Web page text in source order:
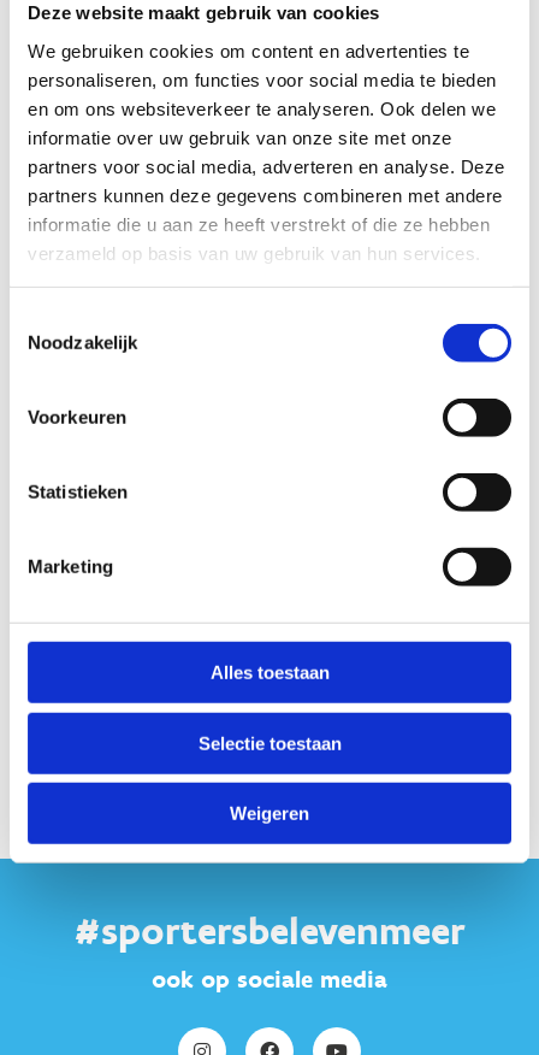
Deze website maakt gebruik van cookies
We gebruiken cookies om content en advertenties te
personaliseren, om functies voor social media te bieden
en om ons websiteverkeer te analyseren. Ook delen we
informatie over uw gebruik van onze site met onze
partners voor social media, adverteren en analyse. Deze
partners kunnen deze gegevens combineren met andere
informatie die u aan ze heeft verstrekt of die ze hebben
verzameld op basis van uw gebruik van hun services.
Noodzakelijk
Voorkeuren
Statistieken
Marketing
Alles toestaan
Selectie toestaan
Weigeren
#sportersbelevenmeer
ook op sociale media